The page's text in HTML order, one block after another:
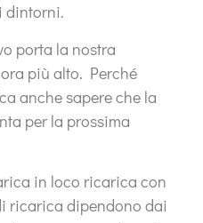
dintorni.
porta la nostra
più alto. Perché
anche sapere che la
per la prossima
in loco ricarica con
ricarica dipendono dai